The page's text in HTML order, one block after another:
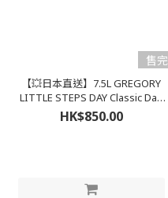
售完
【💥日本直送】7.5L GREGORY
LITTLE STEPS DAY Classic Day
兒童 背囊 背包 雙肩包 袋
HK$850.00